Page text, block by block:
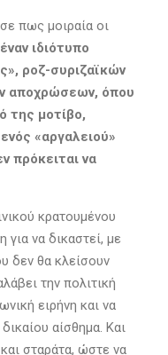
πως μοιραία οι
ιδιότυπο
ροζ-συριζαϊκών
αποχρώσεων, όπου
της μοτίβο,
«αργαλειού»
πρόκειται να
κρατουμένου
να δικαστεί, με
δεν θα κλείσουν
την πολιτική
ειρήνη και να
αίσθημα. Και
σταράτα, ώστε να